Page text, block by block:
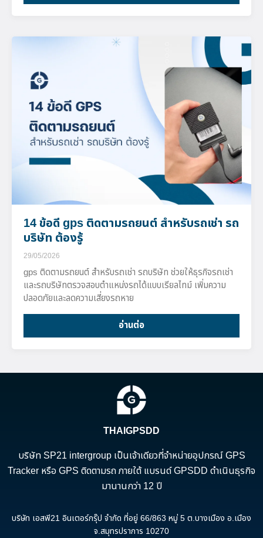
14 ข้อดี gps ติดตามรถยนต์ สำหรับรถเช่า รถ
บริษัท ต้องรู้
29/05/2026
gps ติดตามรถยนต์ สำหรับรถเช่า รถบริษัท ช่วยให้ธุรกิจรถเช่า
และรถบริษัทตรวจสอบตำแหน่งรถได้แบบเรียลไทม์ เพิ่มความ
ปลอดภัยและลดความเสี่ยงรถหาย
อ่านต่อ
THAIGPSDD
บริษัท SP21 intergroup เป็นเจ้าเดียวที่จำหน่ายอุปกรณ์ GPS
Tracker หรือ GPS ติดตามรถ ภายใต้ แบรนด์ GPSDD ดำเนินธุรกิจ
มานานกว่า 12 ปี
บริษัท เอสพี21 อินเตอร์กรุ๊ป จำกัด ที่อยู่ 66/863 หมู่ 5 ต.บางเมือง อ.เมือง
จ.สมุทรปราการ 10270